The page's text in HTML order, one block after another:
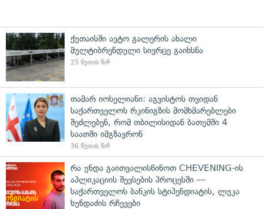
ქუთაისში ავტო გალერის ახალი
მულტიბრენდული სივრცე გაიხსნა
25 წუთის წინ
თამარ იოსელიანი: აგვისტოს თვიდან
საქართველოს რკინიგზის მომხმარებლები
შეძლებენ, რომ თბილისიდან ბათუმში 4
საათში იმგზავრონ
36 წუთის წინ
რა უნდა გაითვალისწინოთ CHEVENING-ის
აპლიკაციის შევსების პროცესში —
საქართველოს ბანკის სტიპენდიატის, ლუკა
ხუნდაძის რჩევები